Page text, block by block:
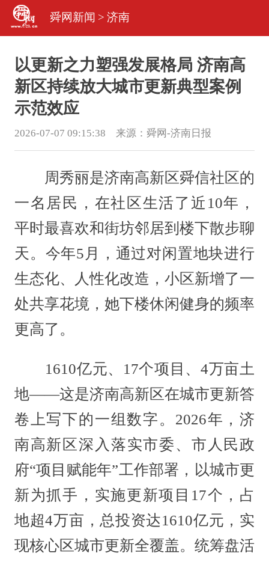
舜网新闻 > 济南
以更新之力塑强发展格局 济南高
新区持续放大城市更新典型案例
示范效应
2026-07-07 09:15:38 来源： 舜网-济南日报
周秀丽是济南高新区舜信社区的
一名居民，在社区生活了近10年，
平时最喜欢和街坊邻居到楼下散步聊
天。今年5月，通过对闲置地块进行
生态化、人性化改造，小区新增了一
处共享花境，她下楼休闲健身的频率
更高了。
1610亿元、17个项目、4万亩土
地——这是济南高新区在城市更新答
卷上写下的一组数字。2026年，济
南高新区深入落实市委、市人民政
府“项目赋能年”工作部署，以城市更
新为抓手，实施更新项目17个，占
地超4万亩，总投资达1610亿元，实
现核心区城市更新全覆盖。统筹盘活